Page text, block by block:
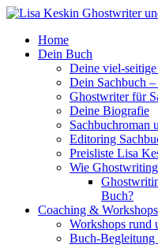
Home
Dein Buch
Deine viel-
Dein Sachbuch
Ghostwriter für
Deine Biografie
Sachbuchroman
Editoring
Preisliste Lisa
Wie
Buch?
Coaching & Workshops
Workshops rund
Buch-